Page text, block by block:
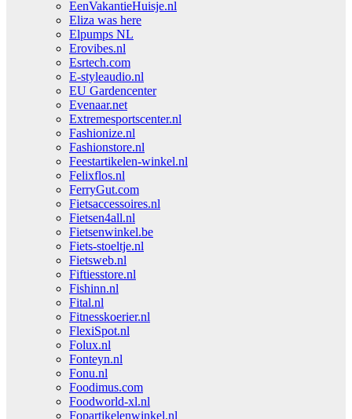
EenVakantieHuisje.nl
Eliza was here
Elpumps NL
Erovibes.nl
Esrtech.com
E-styleaudio.nl
EU Gardencenter
Evenaar.net
Extremesportscenter.nl
Fashionize.nl
Fashionstore.nl
Feestartikelen-winkel.nl
Felixflos.nl
FerryGut.com
Fietsaccessoires.nl
Fietsen4all.nl
Fietsenwinkel.be
Fiets-stoeltje.nl
Fietsweb.nl
Fiftiesstore.nl
Fishinn.nl
Fital.nl
Fitnesskoerier.nl
FlexiSpot.nl
Folux.nl
Fonteyn.nl
Fonu.nl
Foodimus.com
Foodworld-xl.nl
Fopartikelenwinkel.nl